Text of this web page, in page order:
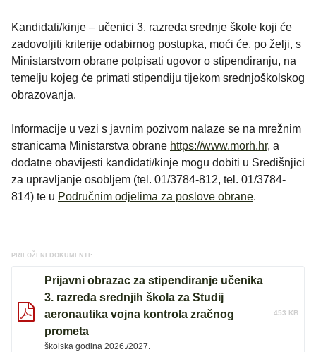
Kandidati/kinje – učenici 3. razreda srednje škole koji će
zadovoljiti kriterije odabirnog postupka, moći će, po želji, s
Ministarstvom obrane potpisati ugovor o stipendiranju, na
temelju kojeg će primati stipendiju tijekom srednjoškolskog
obrazovanja.
Informacije u vezi s javnim pozivom nalaze se na mrežnim
stranicama Ministarstva obrane https://www.morh.hr, a
dodatne obavijesti kandidati/kinje mogu dobiti u Središnjici
za upravljanje osobljem (tel. 01/3784-812, tel. 01/3784-
814) te u Područnim odjelima za poslove obrane.
PRILOŽENI DOKUMENTI:
Prijavni obrazac za stipendiranje učenika
3. razreda srednjih škola za Studij
aeronautika vojna kontrola zračnog
prometa
školska godina 2026./2027.
453 KB